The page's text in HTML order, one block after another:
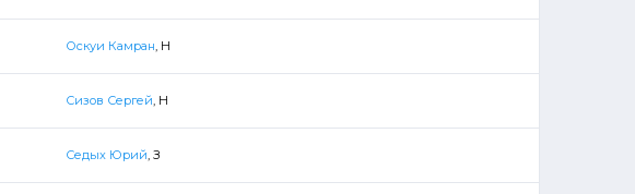
Оскуи Камран, Н
Сизов Сергей, Н
Седых Юрий, З